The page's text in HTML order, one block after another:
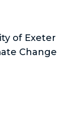
of Exeter
Change